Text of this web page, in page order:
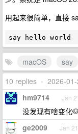
用起来很简单，直接
macOS say
10 replies • 2026-
hm9714 Jan
没发现有啥变化
ge2009 Jan 21